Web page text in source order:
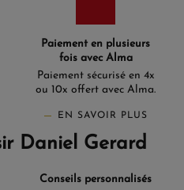
Paiement en plusieurs
fois avec Alma
Paiement sécurisé en 4x
ou 10x offert avec Alma.
EN SAVOIR PLUS
Daniel Gerard
Conseils personnalisés